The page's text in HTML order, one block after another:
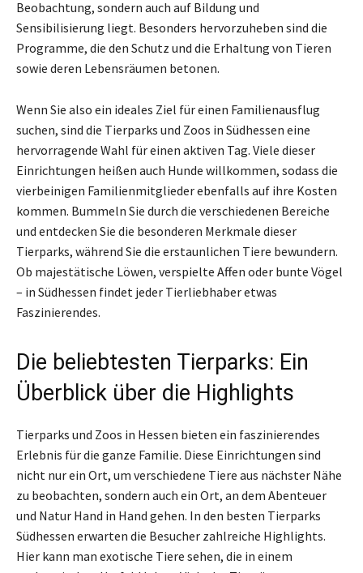
Beobachtung, sondern auch auf Bildung und
Sensibilisierung liegt. Besonders hervorzuheben sind die
Programme, die den Schutz und die Erhaltung von Tieren
sowie deren Lebensräumen betonen.
Wenn Sie also ein ideales Ziel für einen Familienausflug
suchen, sind die Tierparks und Zoos in Südhessen eine
hervorragende Wahl für einen aktiven Tag. Viele dieser
Einrichtungen heißen auch Hunde willkommen, sodass die
vierbeinigen Familienmitglieder ebenfalls auf ihre Kosten
kommen. Bummeln Sie durch die verschiedenen Bereiche
und entdecken Sie die besonderen Merkmale dieser
Tierparks, während Sie die erstaunlichen Tiere bewundern.
Ob majestätische Löwen, verspielte Affen oder bunte Vögel
– in Südhessen findet jeder Tierliebhaber etwas
Faszinierendes.
Die beliebtesten Tierparks: Ein
Überblick über die Highlights
Tierparks und Zoos in Hessen bieten ein faszinierendes
Erlebnis für die ganze Familie. Diese Einrichtungen sind
nicht nur ein Ort, um verschiedene Tiere aus nächster Nähe
zu beobachten, sondern auch ein Ort, an dem Abenteuer
und Natur Hand in Hand gehen. In den besten Tierparks
Südhessen erwarten die Besucher zahlreiche Highlights.
Hier kann man exotische Tiere sehen, die in einem